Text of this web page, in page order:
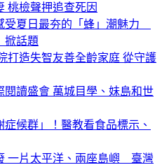
桃檢聲押追查死因
受夏日最夯的「蜂」潮魅力
掀話題
打造失智友善全齡家庭 從守護
閱讀盛會 萬城目學、妹島和世
候群」！醫教看食品標示、
一片太平洋、兩座島嶼 臺灣